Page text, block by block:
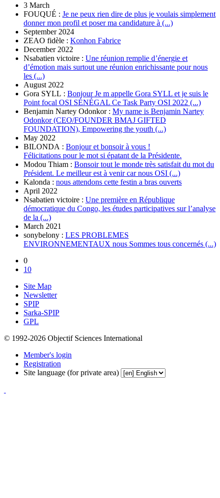
3 March
FOUQUÉ : Je ne peux rien dire de plus je voulais simplement
donner mon profil et poser ma candidature à (...)
September 2024
ZEAO fidèle : Konhon Fabrice
December 2022
Nsabatien victoire : Une réunion remplie d’énergie et
d’émotion mais surtout une réunion enrichissante pour nous
les (...)
August 2022
Gora SYLL : Bonjour Je m appelle Gora SYLL et je suis le
Point focal OSI SÉNÉGAL Ce Task Party OSI 2022 (...)
Benjamin Nartey Odonkor : My name is Benjamin Nartey
Odonkor (CEO/FOUNDER BMAJ GIFTED
FOUNDATION), Empowering the youth (...)
May 2022
BILONDA : Bonjour et bonsoir à vous !
Félicitations pour le mot si épatant de la Présidente.
Modou Thiam : Bonsoir tout le monde très satisfait du mot du
Président. Le meilleur est à venir car nous OSI (...)
Kalonda : nous attendons cette festin a bras ouverts
April 2022
Nsabatien victoire : Une première en République
démocratique du Congo, les études participatives sur l’analyse
de la (...)
March 2021
sonybelony : LES PROBLEMES
ENVIRONNEMENTAUX nous Sommes tous concernés (...)
0
10
Site Map
Newsletter
SPIP
Sarka-SPIP
GPL
© 1992-2026 Objectif Sciences International
Member's login
Registration
Site language (for private area)